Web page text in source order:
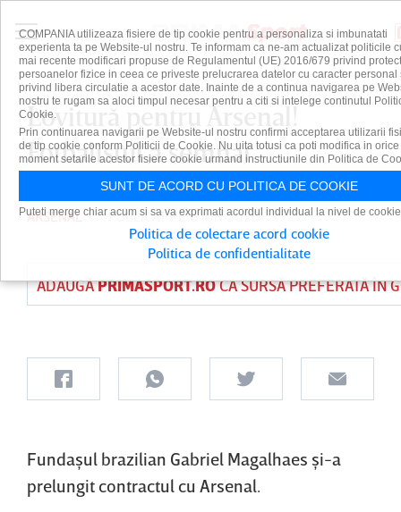
Lovitură pentru Arsenal!
Fotbalistul a semnat
ARSENAL PUBLICAT PE 6 IUN 2025
ADAUGĂPRIMASPORT.ROCA SURSĂ PREFERATĂ ÎN
Fundaşul brazilian Gabriel Magalhaes şi-a
prelungit contractul cu Arsenal.
COMPANIA utilizeaza fisiere de tip cookie pentru a personaliza si imbunatati
experienta ta pe Website-ul nostru. Te informam ca ne-am actualizat politicile
mai recente modificari propuse de Regulamentul (UE) 2016/679 privind
persoanelor fizice in ceea ce priveste prelucrarea datelor cu caracter personal
privind libera circulatie a acestor date. Inainte de a continua navigarea pe
nostru te rugam sa aloci timpul necesar pentru a citi si intelege continutul
Cookie.
Prin continuarea navigarii pe Website-ul nostru confirmi acceptarea utilizarii
de tip cookie conform Politicii de Cookie. Nu uita totusi ca poti modifica in orice
moment setarile acestor fisiere cookie urmand instructiunile din Politica de
SUNT DE ACORD CU POLITICA DE COOKIE
Puteti merge chiar acum si sa va exprimati acordul individual la nivel de
Politica de colectare acord cookie
Politica de confidentialitate